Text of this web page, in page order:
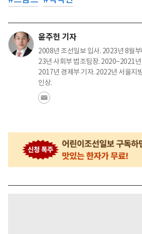
윤주헌 기자
2008년 조선일보 입사. 2023년 8월
23년 사회부 법조팀장. 2020~2021
2017년 경제부 기자. 2022년 서울지
인상.